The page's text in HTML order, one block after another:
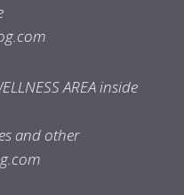
AREA inside
and other